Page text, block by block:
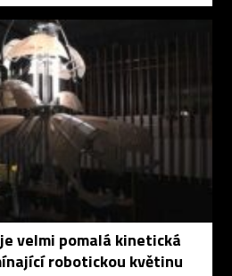
velmi pomalá kinetická
robotickou květinu